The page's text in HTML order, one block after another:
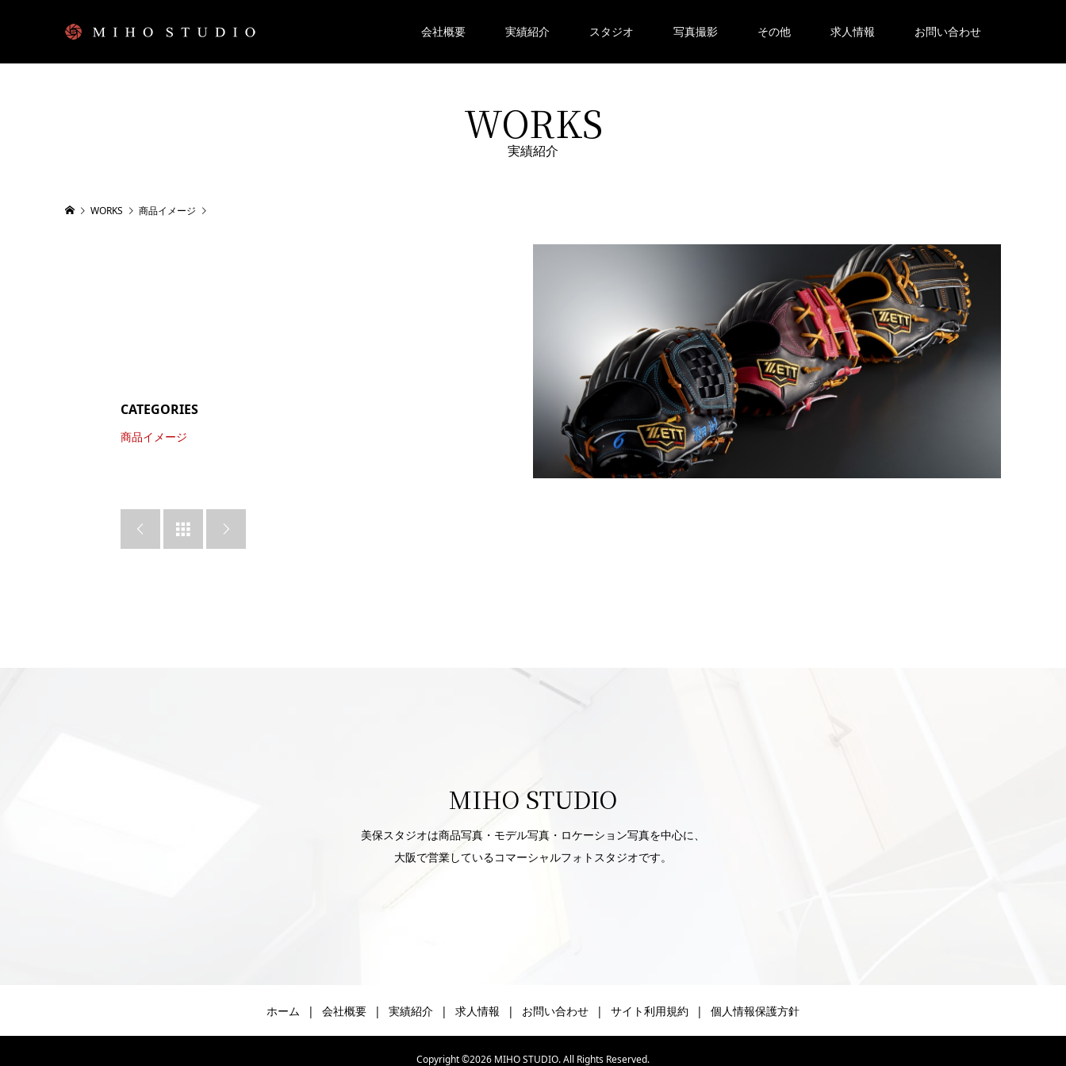
会社概要 実績紹介 スタジオ 写真撮影 その他 求人情報 お問い合わせ
WORKS
実績紹介
WORKS 商品イメージ
CATEGORIES
商品イメージ
  
MIHO STUDIO
美保スタジオは商品写真・モデル写真・ロケーション写真を中心に、
大阪で営業しているコマーシャルフォトスタジオです。
ホーム 会社概要 実績紹介 求人情報 お問い合わせ サイト利用規約 個人情報保護方針
Copyright ©2026 MIHO STUDIO. All Rights Reserved.